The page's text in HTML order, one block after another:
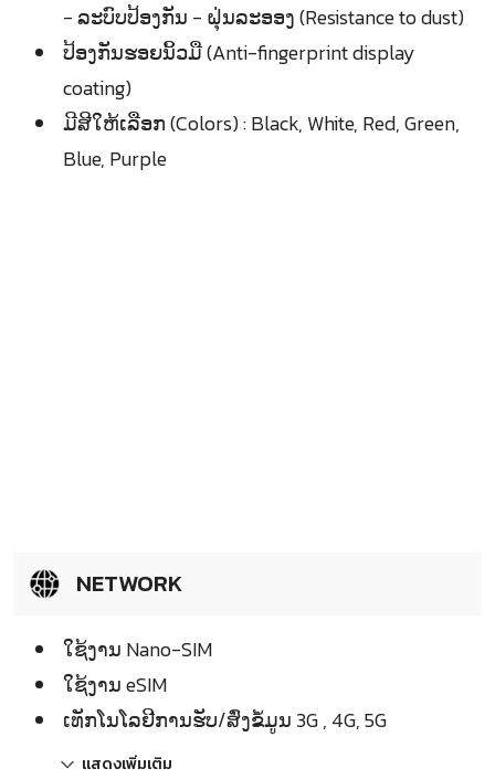
- ລະບົບປ້ອງກັນ - ຝຸ່ນລະອອງ (Resistance to dust)
ປ້ອງກັນຮອຍນິ້ວມື (Anti-fingerprint display
coating)
ມີສີໃຫ້ເລືອກ (Colors) : Black, White, Red, Green,
Blue, Purple
NETWORK
ໃຊ້ງານ Nano-SIM
ໃຊ້ງານ eSIM
ເທັກໂນໂລຢີການຮັບ/ສົ່ງຂໍ້ມູນ 3G , 4G, 5G
แสดงเพิ่มเติม